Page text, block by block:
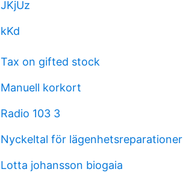
JKjUz
kKd
Tax on gifted stock
Manuell korkort
Radio 103 3
Nyckeltal för lägenhetsreparationer
Lotta johansson biogaia